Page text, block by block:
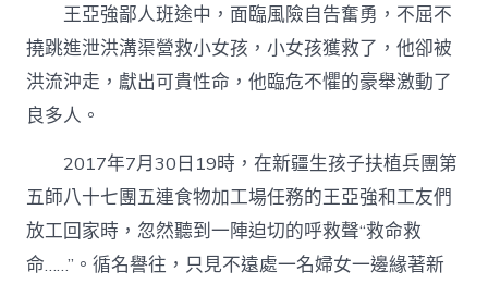
王亞強鄙人班途中，面臨風險自告奮勇，不屈不
撓跳進泄洪溝渠營救小女孩，小女孩獲救了，他卻被
洪流沖走，獻出可貴性命，他臨危不懼的豪舉激動了
良多人。
2017年7月30日19時，在新疆生孩子扶植兵團第
五師八十七團五連食物加工場任務的王亞強和工友們
放工回家時，忽然聽到一陣迫切的呼救聲“救命救
命……”。循名譽往，只見不遠處一名婦女一邊緣著新